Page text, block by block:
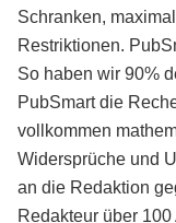
Schranken,
Restriktionen.
So haben wir 90%
PubSmart die
vollkommen
Widersprüche und
an die Redaktion
Redakteur über